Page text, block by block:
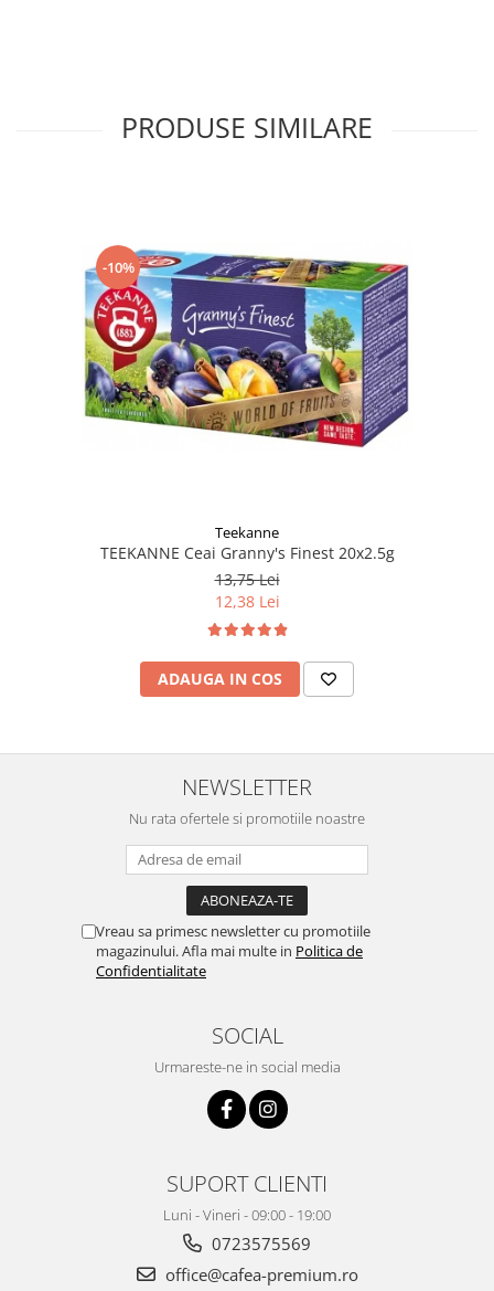
PRODUSE SIMILARE
-10%
Teekanne
TEEKANNE Ceai Granny's Finest 20x2.5g
13,75 Lei
12,38 Lei
ADAUGA IN COS
NEWSLETTER
Nu rata ofertele si promotiile noastre
Vreau sa primesc newsletter cu promotiile
magazinului. Afla mai multe in Politica de
Confidentialitate
SOCIAL
Urmareste-ne in social media
SUPORT CLIENTI
Luni - Vineri - 09:00 - 19:00
0723575569
office@cafea-premium.ro